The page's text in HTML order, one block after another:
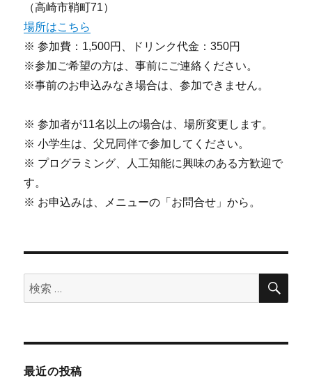
（高崎市鞘町71）
場所はこちら
※ 参加費：1,500円、ドリンク代金：350円
※参加ご希望の方は、事前にご連絡ください。
※事前のお申込みなき場合は、参加できません。
※ 参加者が11名以上の場合は、場所変更します。
※ 小学生は、父兄同伴で参加してください。
※ プログラミング、人工知能に興味のある方歓迎で
す。
※ お申込みは、メニューの「お問合せ」から。
検
索:
検
最近の投稿